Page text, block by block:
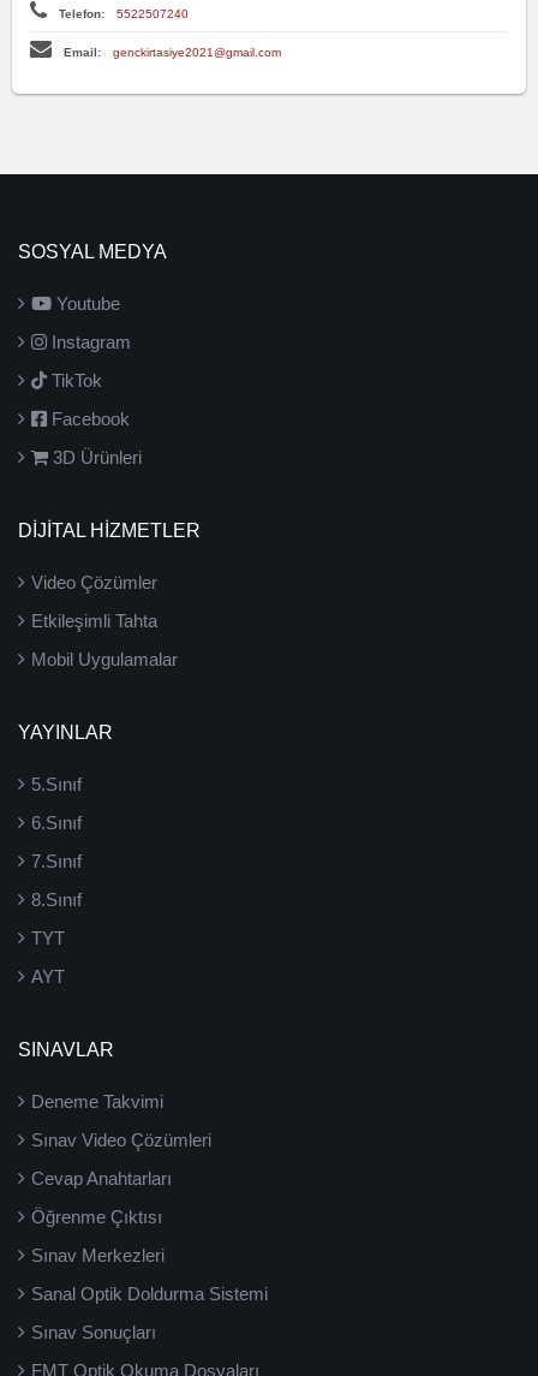
Telefon: 5522507240
Email: genckirtasiye2021@gmail.com
SOSYAL MEDYA
Youtube
Instagram
TikTok
Facebook
3D Ürünleri
DİJİTAL HİZMETLER
Video Çözümler
Etkileşimli Tahta
Mobil Uygulamalar
YAYINLAR
5.Sınıf
6.Sınıf
7.Sınıf
8.Sınıf
TYT
AYT
SINAVLAR
Deneme Takvimi
Sınav Video Çözümleri
Cevap Anahtarları
Öğrenme Çıktısı
Sınav Merkezleri
Sanal Optik Doldurma Sistemi
Sınav Sonuçları
FMT Optik Okuma Dosyaları